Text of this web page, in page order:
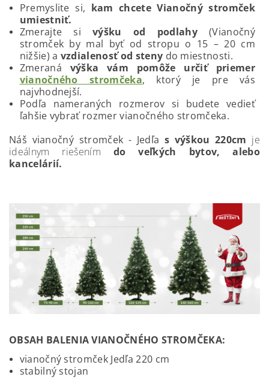
Premyslite si, kam chcete Vianočný stromček
umiestniť.
Zmerajte sivýšku od podlahy(Vianočný
stromček by mal byť od stropu o 15 – 20 cm
nižšie) a vzdialenosť od steny do miestnosti.
Zmeraná výška vám pomôže určiť priemer
vianočného stromčeka, ktorý je pre vás
najvhodnejší.
Podľa nameraných rozmerov si budete vedieť
ľahšie vybrať rozmer vianočného stromčeka.
Náš vianočný stromček - Jedľa s výškou 220cm je
ideálnym riešením do veľkých bytov, alebo
kancelárií.
OBSAH BALENIA VIANOČNÉHO STROMČEKA:
vianočný stromček Jedľa 220 cm
stabilný stojan